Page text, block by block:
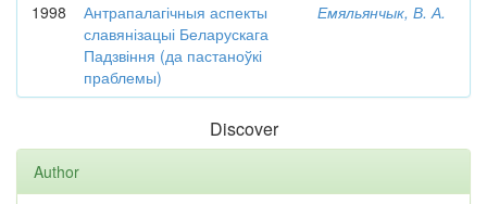
1998
Антрапалагічныя аспекты
славянізацыі Беларускага
Падзвіння (да пастаноўкі
праблемы)
Емяльянчык, В. А.
Discover
Author